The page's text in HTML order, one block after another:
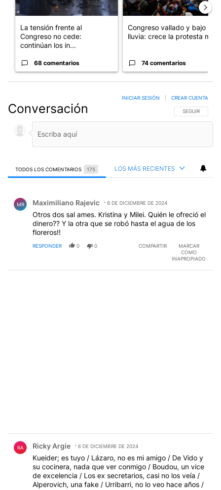
La tensión frente al
Congreso no cede:
continúan los in...
68 comentarios
Congreso vallado y bajo la
lluvia: crece la protesta mi...
74 comentarios
Conversación SIGA ESTA
SEGUIR
INICIAR SESIÓN CREAR CUENTA
TODOS LOS COMENTARIOS 175 LOS MÁS RECIENTES
MR Maximiliano Rajevic 6 DE DICIEMBRE DE 2024
Otros dos sal ames. Kristina y Milei. Quién le ofreció el
dinero?? Y la otra que se robó hasta el agua de los
floreros!!
RESPONDER 0 0 COMPARTIR
MARCAR
COMO
INAPROPIADO
RA Ricky Argie 6 DE DICIEMBRE DE 2024
Kueider; es tuyo / Lázaro, no es mi amigo / De Vido y
su cocinera, nada que ver conmigo / Boudou, un vice
de excelencia / Los ex secretarios, casi no los veía /
Alperovich, una fake / Urribarri, no lo veo hace años /